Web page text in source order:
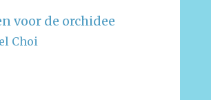
voor de orchidee
Choi